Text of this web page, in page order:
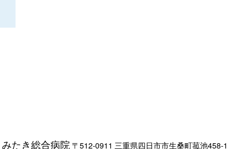
みたき総合病院 〒512-0911 三重県四日市市生桑町菰池458-1